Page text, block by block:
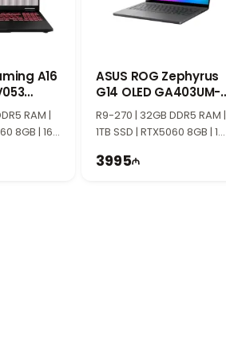
göstəriciləri, müasir dizaynı və
A16
RAM |
8GB | 16"
ASUS ROG Zephyrus
G14 OLED GA403UM-
QS004 90NR0M81-
M00270
R9-270 | 32GB DDR5 RAM |
1TB SSD | RTX5060 8GB | 14"
3995